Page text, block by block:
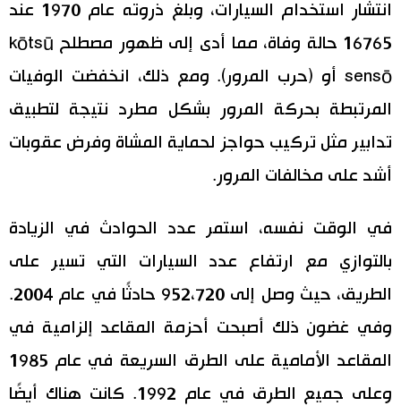
انتشار استخدام السيارات، وبلغ ذروته عام 1970 عند
16765 حالة وفاة، مما أدى إلى ظهور مصطلح kōtsū
sensō أو (حرب المرور). ومع ذلك، انخفضت الوفيات
المرتبطة بحركة المرور بشكل مطرد نتيجة لتطبيق
تدابير مثل تركيب حواجز لحماية المشاة وفرض عقوبات
أشد على مخالفات المرور.
في الوقت نفسه، استمر عدد الحوادث في الزيادة
بالتوازي مع ارتفاع عدد السيارات التي تسير على
الطريق، حيث وصل إلى 952،720 حادثًا في عام 2004.
وفي غضون ذلك أصبحت أحزمة المقاعد إلزامية في
المقاعد الأمامية على الطرق السريعة في عام 1985
وعلى جميع الطرق في عام 1992. كانت هناك أيضًا